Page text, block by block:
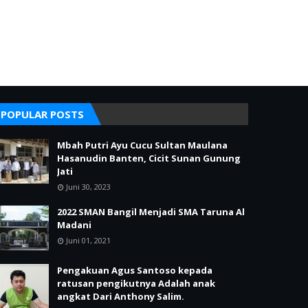
POPULAR POSTS
Mbah Putri Ayu Cucu Sultan Maulana
Hasanudin Banten, Cicit Sunan Gunung
Jati
Juni 30, 2023
2022 SMAN Bangil Menjadi SMA Taruna Al
Madani
Juni 01, 2021
Pengakuan Agus Santoso kepada
ratusan pengikutnya Adalah anak
angkat Dari Anthony Salim.